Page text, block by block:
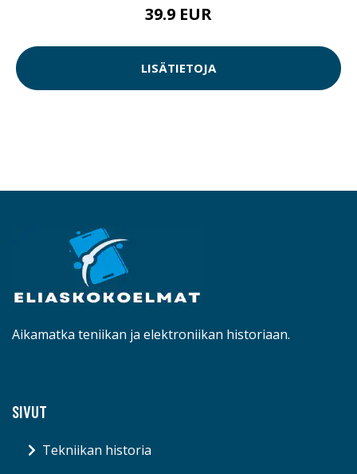
39.9 EUR
LISÄTIETOJA
Aikamatka teniikan ja elektroniikan historiaan.
SIVUT
Tekniikan historia